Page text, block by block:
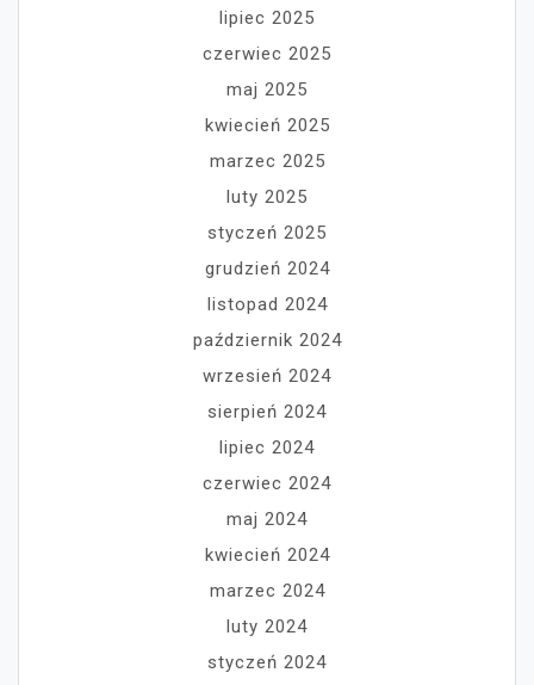
lipiec 2025
czerwiec 2025
maj 2025
kwiecień 2025
marzec 2025
luty 2025
styczeń 2025
grudzień 2024
listopad 2024
październik 2024
wrzesień 2024
sierpień 2024
lipiec 2024
czerwiec 2024
maj 2024
kwiecień 2024
marzec 2024
luty 2024
styczeń 2024